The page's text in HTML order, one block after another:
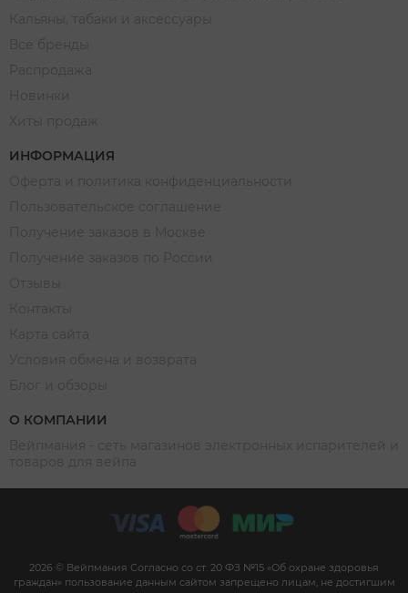
ИНФОРМАЦИЯ
О КОМПАНИИ
2026 © Вейпмания Согласно со ст. 20 ФЗ №15 «Об охране здоровья
граждан» пользование данным сайтом запрещено лицам, не достигшим